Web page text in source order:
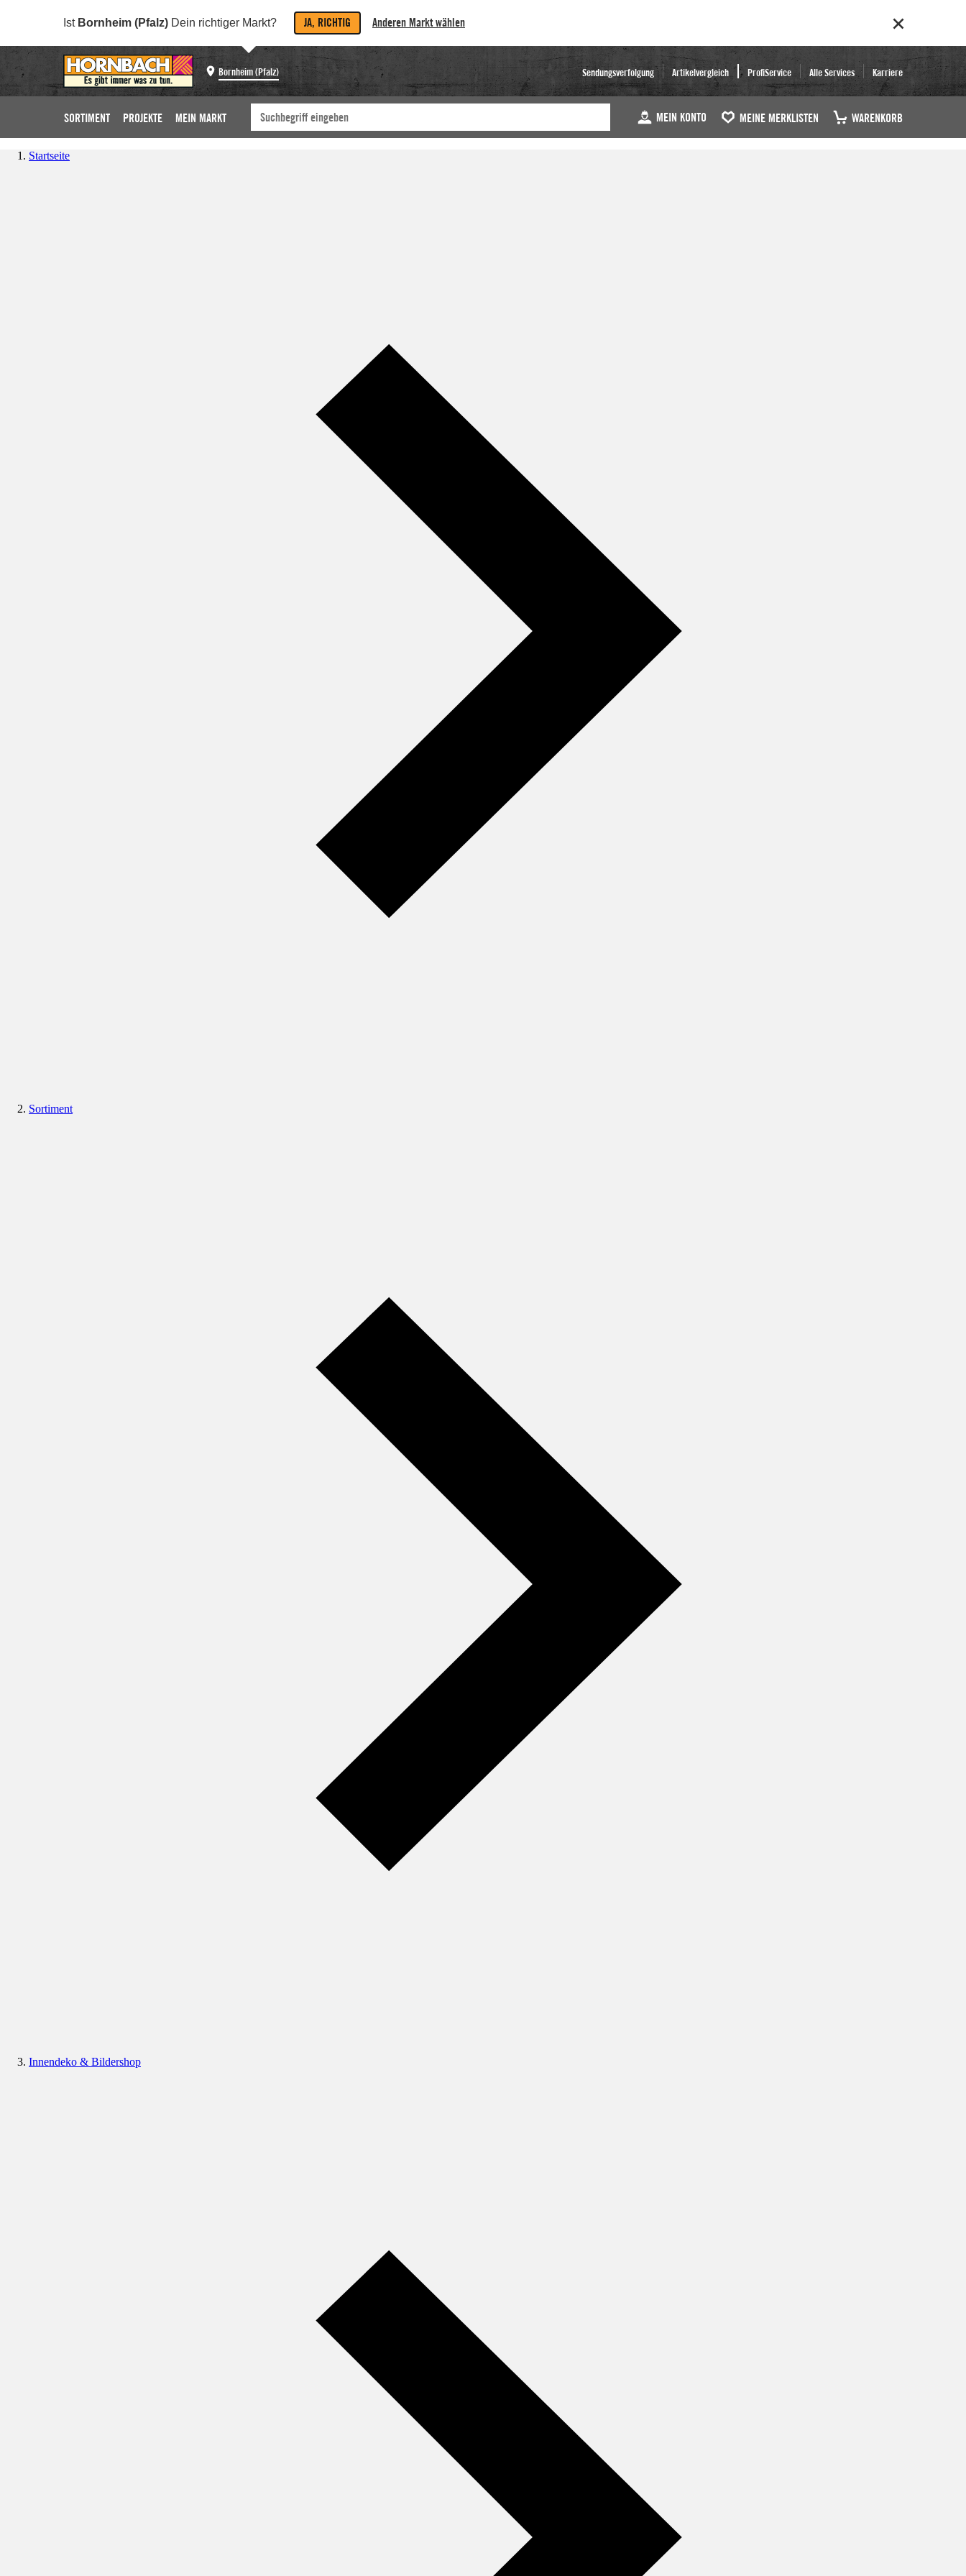
Ist Bornheim (Pfalz) Dein richtiger Markt? JA, RICHTIG Anderen Markt wählen
Bornheim (Pfalz) Sendungsverfolgung Artikelvergleich ProfiService Alle Services Karriere
SORTIMENT PROJEKTE MEIN MARKT MEIN KONTO MEINE MERKLISTEN WARENKORB
Startseite
Sortiment
Innendeko & Bildershop